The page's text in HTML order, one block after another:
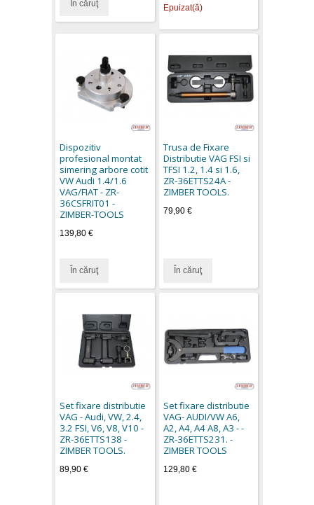
În căruţ Epuizat(ă)
Dispozitiv
profesional montat
simering arbore cotit
VW Audi 1.4/1.6
VAG/FIAT - ZR-
36CSFRIT01 -
ZIMBER-TOOLS
139,80 €
În căruţ
Trusa de Fixare
Distributie VAG FSI si
TFSI 1.2, 1.4 si 1.6,
ZR-36ETTS24A -
ZIMBER TOOLS.
79,90 €
În căruţ
Set fixare distributie
VAG - Audi, VW, 2.4,
3.2 FSI, V6, V8, V10 -
ZR-36ETTS138 -
ZIMBER TOOLS.
89,90 €
Set fixare distributie
VAG- AUDI/VW A6,
A2, A4, A4 A8, A3 - -
ZR-36ETTS231. -
ZIMBER TOOLS
129,80 €